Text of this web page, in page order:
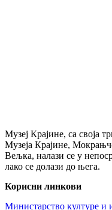
Музеј Крајине, са своја
Музеја Крајине,
Вељка, налази се у
лако се долази до њега.
Корисни линкови
Министарство културе и